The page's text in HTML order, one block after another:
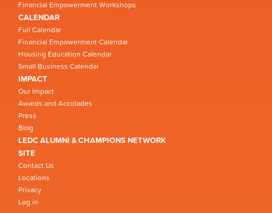
Financial Empowerment Workshops
CALENDAR
Full Calendar
Financial Empowerment Calendar
Housing Education Calendar
Small Business Calendar
IMPACT
Our Impact
Awards and Accolades
Press
Blog
LEDC ALUMNI & CHAMPIONS NETWORK
SITE
Contact Us
Locations
Privacy
Log in